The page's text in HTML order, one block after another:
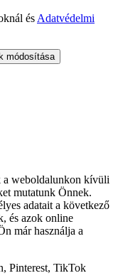
ésAdatvédelmi
módosítása
a weboldalunkon kívüli
mutatunk Önnek.
adatait a következő
és azok online
már használja a
Pinterest, TikTok